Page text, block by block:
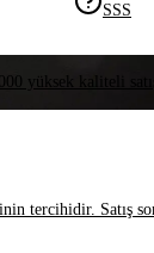
SSS
yüksek kaliteli
tercihidir. Satış